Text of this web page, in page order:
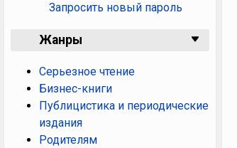
Запросить новый пароль
Жанры
Серьезное чтение
Бизнес-книги
Публицистика и периодические
издания
Родителям